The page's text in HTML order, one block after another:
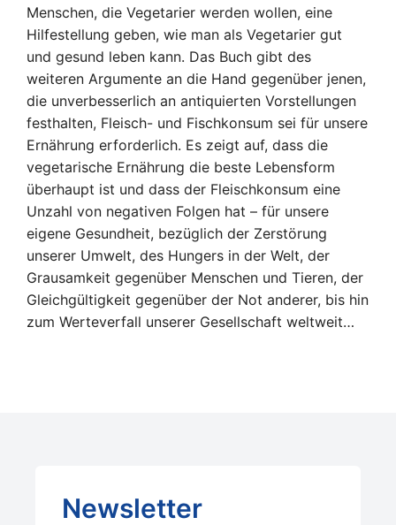
Menschen, die Vegetarier werden wollen, eine
Hilfestellung geben, wie man als Vegetarier gut
und gesund leben kann. Das Buch gibt des
weiteren Argumente an die Hand gegenüber jenen,
die unverbesserlich an antiquierten Vorstellungen
festhalten, Fleisch- und Fischkonsum sei für unsere
Ernährung erforderlich. Es zeigt auf, dass die
vegetarische Ernährung die beste Lebensform
überhaupt ist und dass der Fleischkonsum eine
Unzahl von negativen Folgen hat – für unsere
eigene Gesundheit, bezüglich der Zerstörung
unserer Umwelt, des Hungers in der Welt, der
Grausamkeit gegenüber Menschen und Tieren, der
Gleichgültigkeit gegenüber der Not anderer, bis hin
zum Werteverfall unserer Gesellschaft weltweit…
Newsletter